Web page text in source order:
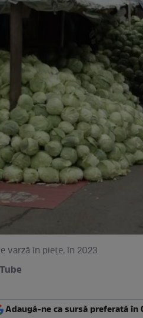
varză în piețe, în 2023
Adaugă-ne ca sursă preferată în